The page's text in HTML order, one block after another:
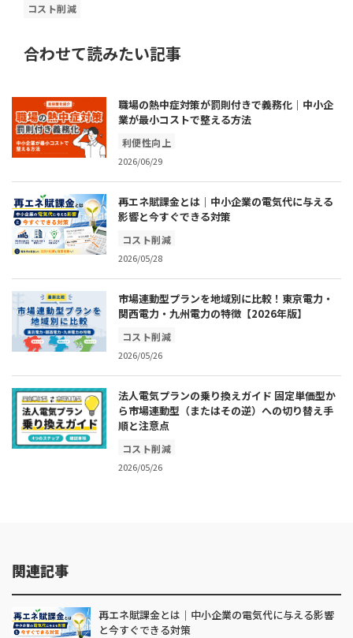
コスト削減
合わせて読みたい記事
職場の熱中症対策が罰則付きで義務化｜中小企
業が最小コストで整える方法
利便性向上
2026/06/29
再エネ賦課金とは｜中小企業の電気代に与える
影響と今すぐできる対策
コスト削減
2026/05/28
市場連動型プランを地域別に比較！東京電力・
関西電力・九州電力の特徴【2026年版】
コスト削減
2026/05/26
法人電気プランの乗り換えガイド 固定単価型か
ら市場連動型（またはその逆）への切り替え手
順と注意点
コスト削減
2026/05/26
関連記事
再エネ賦課金とは｜中小企業の電気代に与える影響
と今すぐできる対策